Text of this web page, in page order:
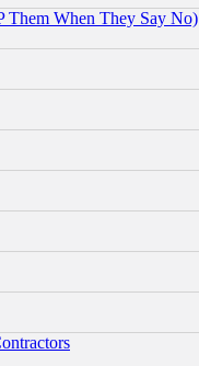
Them When They Say No)